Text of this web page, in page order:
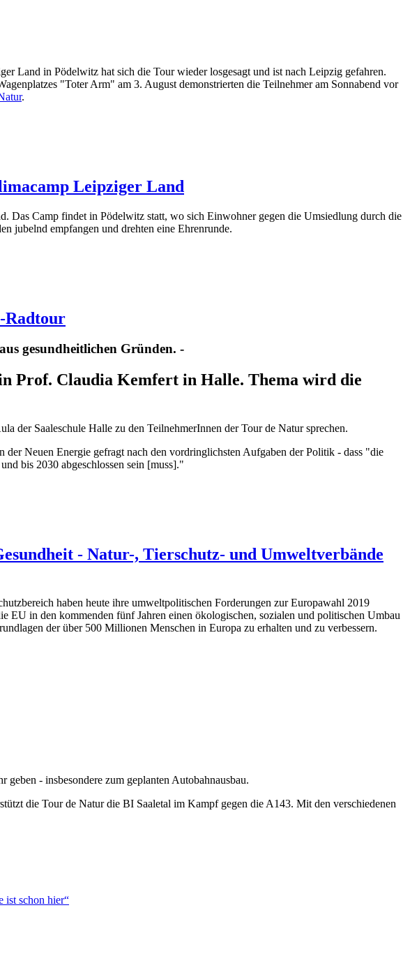
Land in Pödelwitz hat sich die Tour wieder losgesagt und ist nach Leipzig gefahren.
"Toter Arm" am 3. August demonstrierten die Teilnehmer am Sonnabend vor
.
Leipziger Land
Das Camp findet in Pödelwitz statt, wo sich Einwohner gegen die Umsiedlung durch die
jubelnd empfangen und drehten eine Ehrenrunde.
Radtour
gesundheitlichen Gründen. -
Prof. Claudia Kemfert in Halle. Thema wird die
der Saaleschule Halle zu den TeilnehmerInnen der Tour de Natur sprechen.
Neuen Energie gefragt nach den vordringlichsten Aufgaben der Politik - dass "die
bis 2030 abgeschlossen sein [muss]."
- Natur-, Tierschutz- und Umweltverbände
haben heute ihre umweltpolitischen Forderungen zur Europawahl 2019
in den kommenden fünf Jahren einen ökologischen, sozialen und politischen Umbau
der über 500 Millionen Menschen in Europa zu erhalten und zu verbessern.
- insbesondere zum geplanten Autobahnausbau.
die Tour de Natur die BI Saaletal im Kampf gegen die A143. Mit den verschiedenen
ist schon hier“